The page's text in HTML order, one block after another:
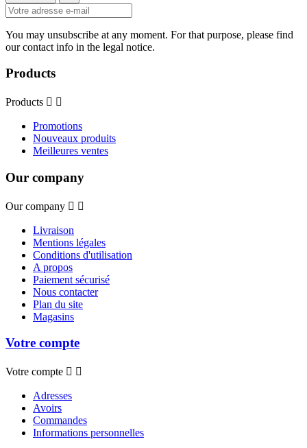
You may unsubscribe at any moment. For that purpose, please find
our contact info in the legal notice.
Products
Products  
Promotions
Nouveaux produits
Meilleures ventes
Our company
Our company  
Livraison
Mentions légales
Conditions d'utilisation
A propos
Paiement sécurisé
Nous contacter
Plan du site
Magasins
Votre compte
Votre compte  
Adresses
Avoirs
Commandes
Informations personnelles